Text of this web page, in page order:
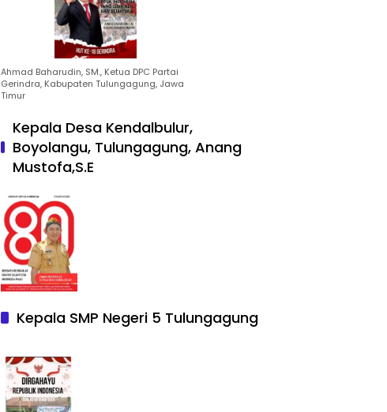
Ahmad Baharudin, SM., Ketua DPC Partai
Gerindra, Kabupaten Tulungagung, Jawa
Timur
Kepala Desa Kendalbulur,
Boyolangu, Tulungagung, Anang
Mustofa,S.E
Kepala SMP Negeri 5 Tulungagung